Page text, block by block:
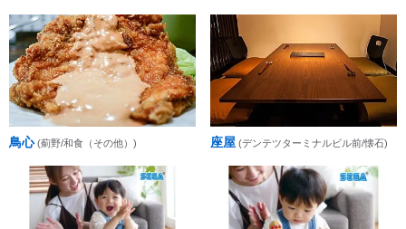
鳥心 (薊野/和食（その他）) 座屋 (デンテツターミナルビル前/懐石)